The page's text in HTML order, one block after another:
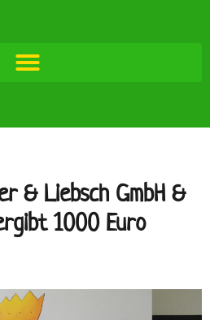
& Liebsch GmbH &
1000 Euro